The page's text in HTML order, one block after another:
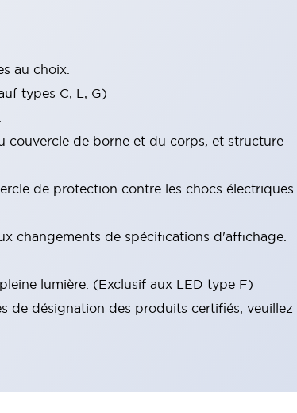
au choix.
types C, L, G)
couvercle de borne et du corps, et structure
de protection contre les chocs électriques.
changements de spécifications d'affichage.
lumière. (Exclusif aux LED type F)
de désignation des produits certifiés, veuillez